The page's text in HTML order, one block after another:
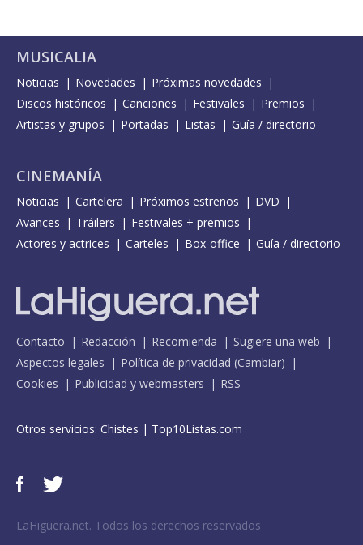
MUSICALIA
Noticias Novedades
Próximas novedades
Discos históricos
Canciones Festivales
Premios
Artistas y grupos
Portadas Listas Guía / directorio
CINEMANÍA
Noticias Cartelera Próximos estrenos
DVD
Avances
Tráilers
Festivales + premios
Actores y actrices
Carteles Box-office Guía / directorio
Contacto Redacción Recomienda
Sugiere una web
Aspectos legales
Política de privacidad (Cambiar)
Cookies
Publicidad y webmasters RSS
Otros servicios: Chistes | Top10Listas.com
LaHiguera.net. Todos los derechos reservados